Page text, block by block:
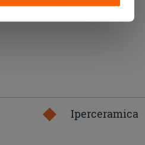
Iperceramica